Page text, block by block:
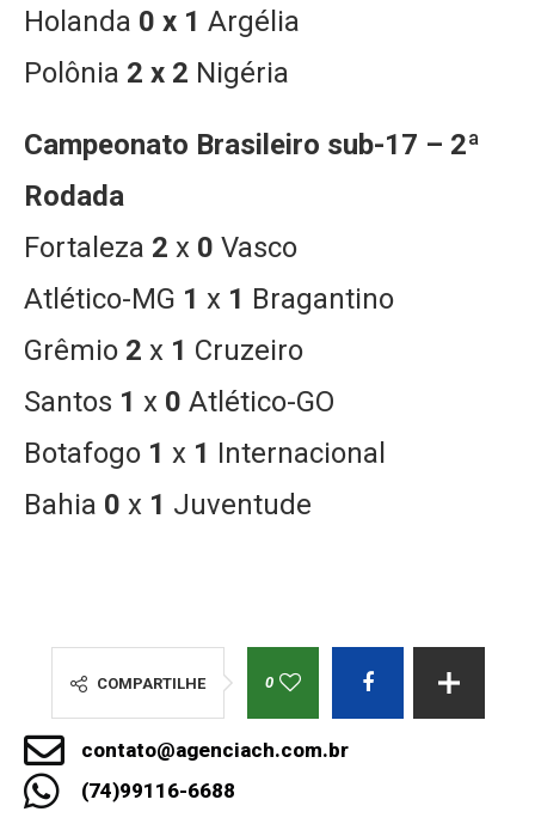
Holanda 0 x 1 Argélia
Polônia 2 x 2 Nigéria
Campeonato Brasileiro sub-17 – 2ª
Rodada
Fortaleza 2 x 0 Vasco
Atlético-MG 1 x 1 Bragantino
Grêmio 2 x 1 Cruzeiro
Santos 1 x 0 Atlético-GO
Botafogo 1 x 1 Internacional
Bahia 0 x 1 Juventude
COMPARTILHE 0
contato@agenciach.com.br
(74)99116-6688